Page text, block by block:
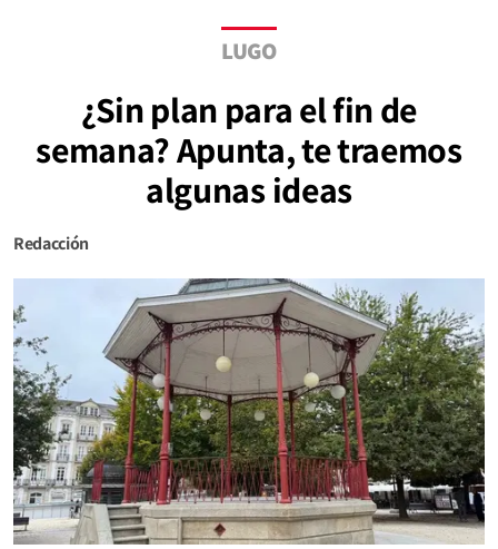
LUGO
¿Sin plan para el fin de
semana? Apunta, te traemos
algunas ideas
Redacción